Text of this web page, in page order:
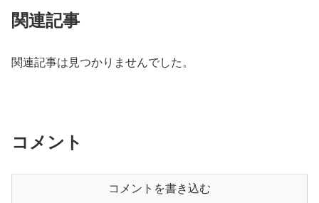
関連記事
関連記事は見つかりませんでした。
コメント
コメントを書き込む